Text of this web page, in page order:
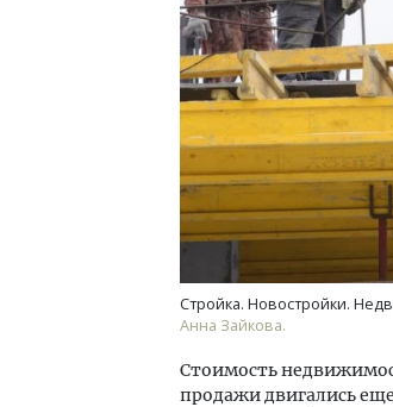
Стройка. Новостройки.
Анна Зайкова.
Стоимость
продажи двигались
Ищем новые берега.
«Жилищной инициативы» Юрий
Гатилов — о том, как
оставаться на плаву, когда
штормит
СТРОИТЕЛЬСТВО